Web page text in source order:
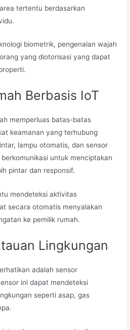
tertentu berdasarkan
biometrik, pengenalan wajah
yang diotorisasi yang dapat
Berbasis IoT
memperluas batas-batas
keamanan yang terhubung
lampu otomatis, dan sensor
untuk menciptakan
pintar dan responsif.
mendeteksi aktivitas
secara otomatis menyalakan
ke pemilik rumah.
Lingkungan
adalah sensor
ini dapat mendeteksi
seperti asap, gas